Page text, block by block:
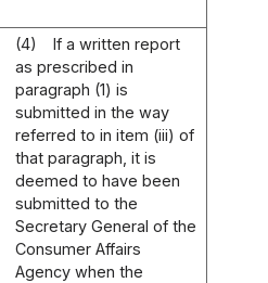
(4)
If a written report
as prescribed in
paragraph (1) is
submitted in the way
referred to in item (iii) of
that paragraph, it is
deemed to have been
submitted to the
Secretary General of the
Consumer Affairs
Agency when the